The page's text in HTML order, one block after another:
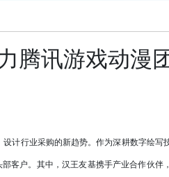
腾讯游戏动漫
计行业采购的新趋势。作为深耕数字绘写
客户。其中，汉王友基携手产业合作伙伴